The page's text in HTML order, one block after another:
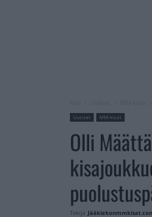
Uutiset MM-kisat
Olli
Tekijä